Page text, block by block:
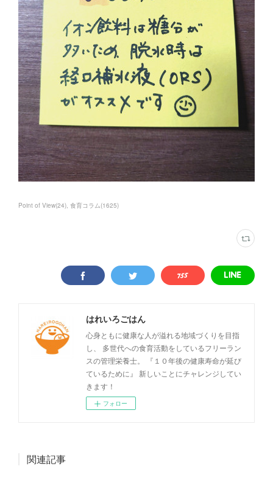
Point of View(24) 食育コラム(1625)
はれいろごはん
心身ともに健康な人が溢れる地域づくりを目指
し、 多世代への食育活動をしているフリーラン
スの管理栄養士。 『１０年後の健康寿命が延び
ているために』 新しいことにチャレンジしてい
きます！
フォロー
関連記事